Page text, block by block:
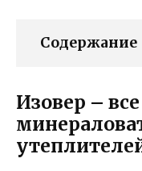
Содержание
Изовер –